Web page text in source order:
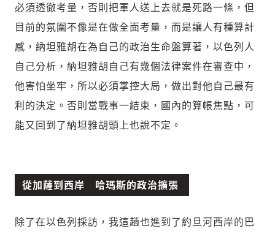
必須透徹考量，否則把軍人送上去就是死路一條，但
目前的氛圍不像是在做全面考量，而是讓人有種算計
感，納坦雅胡在為自己的政治生命盤算著，以色列人
自己分析，納坦雅胡自己有幾個法律案件在審查中，
他害怕坐牢，所以必須掌控大局，做出對他自己最有
利的決定。否則當戰事一結束，國內的算帳焦點，可
能又回到了納坦雅胡頭上也說不定。
從加薩到西岸 哈瑪斯的政治擴張
除了在以色列採訪，我這趟也進到了約旦河西岸的巴